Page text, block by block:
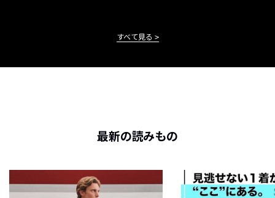
すべて見る
最新の読みもの